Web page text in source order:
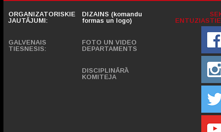
ORGANIZATORISKIE
JAUTĀJUMI:
GALVENAIS
TIESNESIS:
DIZAINS (komandu
formas un logo)
FOTO UN VIDEO
DEPARTAMENTS
DISCIPLINĀRĀ
KOMITEJA